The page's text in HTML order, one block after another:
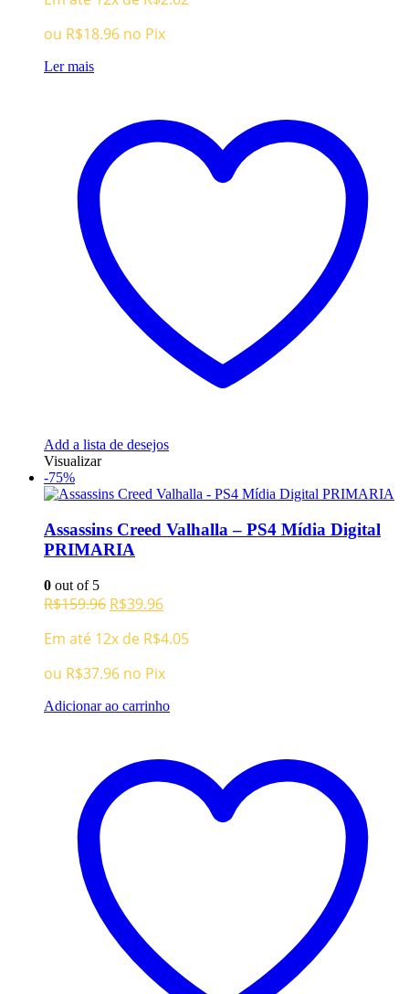
era:
R$119.96.R$19.96.
ou R$18.96 no Pix
Ler mais
Add a lista de desejos
Visualizar
-75%
Assassins Creed Valhalla – PS4 Mídia Digital
PRIMARIA
0 out of 5
R$159.96 O
original
era:
R$159.96.
R$39.96O
atual
R$39.96.
Em até 12x de R$4.05
ou R$37.96 no Pix
Adicionar ao carrinho